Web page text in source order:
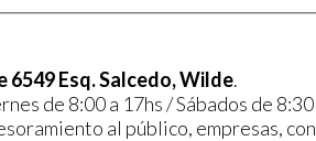
6549 Esq. Salcedo, Wilde.
de 8:00 a 17hs / Sábados de
al público, empresas,